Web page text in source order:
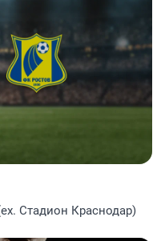
Стадион Краснодар)